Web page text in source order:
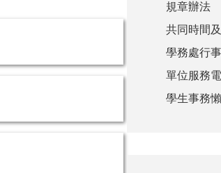
規章辦法
共同時間
學務處行
單位服務
學生事務